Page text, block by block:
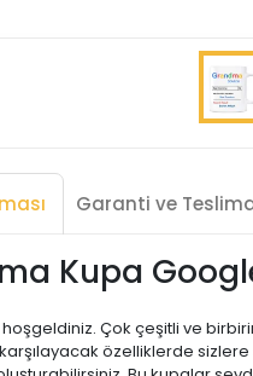
Garanti ve
Kupa
Çok çeşitli ve
karşılayacak özelliklerde